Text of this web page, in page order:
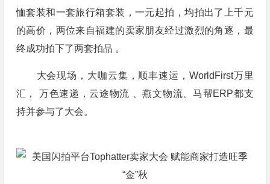
恤套装和一套旅行箱套装，一元起拍，均拍出了上千元
的高价，两位来自福建的卖家朋友经过激烈的角逐，最
终成功拍下了两套拍品 。
大会现场，大咖云集，顺丰速运，WorldFirst万里
汇， 万色速递，云途物流 、燕文物流、马帮ERP都支
持并参与了大会。